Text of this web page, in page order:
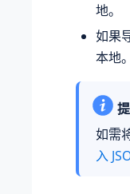
地。
如果
本地
如需
入